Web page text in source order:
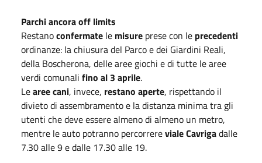
Parchi ancora off limits
Restanoconfermate le misure prese con le precedenti
ordinanze: la chiusura del Parco e dei Giardini Reali,
della Boscherona, delle aree giochi e di tutte le aree
verdi comunali fino al 3 aprile.
Learee cani, invece, restano aperte, rispettando il
divieto di assembramento e la distanza minima tra gli
utenti che deve essere almeno di almeno un metro,
mentre le auto potranno percorrereviale Cavrigadalle
7.30 alle 9 e dalle 17.30 alle 19.